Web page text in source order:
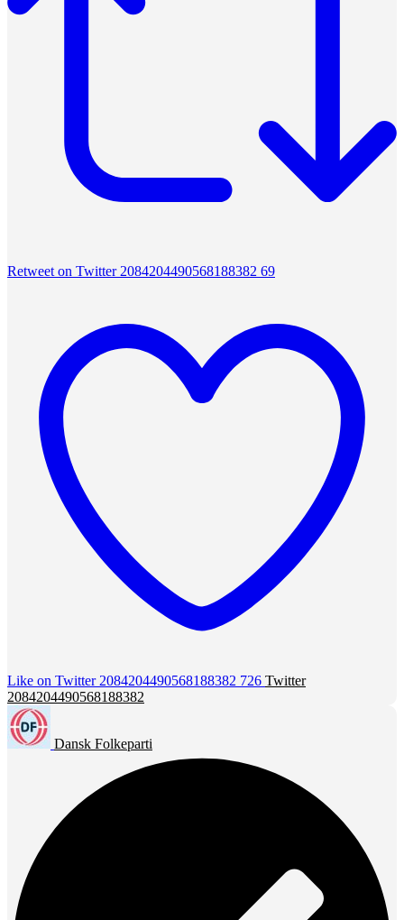
Retweet on Twitter 2084204490568188382 69
Like on Twitter 2084204490568188382 726 Twitter
2084204490568188382
Dansk Folkeparti